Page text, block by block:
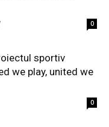
0
sportiv
we play, united we
0